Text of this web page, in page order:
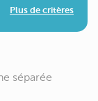
Plus de critères
séparée